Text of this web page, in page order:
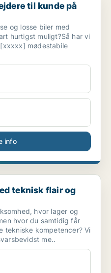
til kunde på
og losse biler med
hurtigst muligt?Så har vi
mødestabile
info
flair og udviklingsmu...
teknisk flair og
hvor lager og
hvor du samtidig får
tekniske kompetencer? Vi
me..